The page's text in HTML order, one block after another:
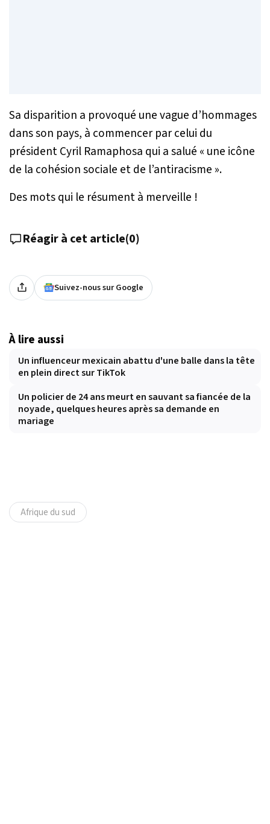
Sa disparition a provoqué une vague d’hommages
dans son pays, à commencer par celui du
président Cyril Ramaphosa qui a salué « une icône
de la cohésion sociale et de l’antiracisme ».
Des mots qui le résument à merveille !
Réagir à cet article(0)
Suivez-nous sur Google
À lire aussi
Un influenceur mexicain abattu d'une balle dans la tête
en plein direct sur TikTok
Un policier de 24 ans meurt en sauvant sa fiancée de la
noyade, quelques heures après sa demande en
mariage
Afrique du sud